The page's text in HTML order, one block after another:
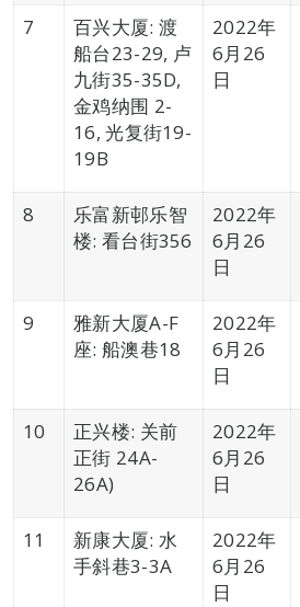
7
百兴大厦: 渡
船台23-29, 卢
九街35-35D,
金鸡纳围 2-
16, 光复街19-
19B
2022年
6月26
日
8
乐富新邨乐智
楼: 看台街356
2022年
6月26
日
9
雅新大厦A-F
座: 船澳巷18
2022年
6月26
日
10
正兴楼: 关前
正街 24A-
26A)
2022年
6月26
日
11
新康大厦: 水
手斜巷3-3A
2022年
6月26
日